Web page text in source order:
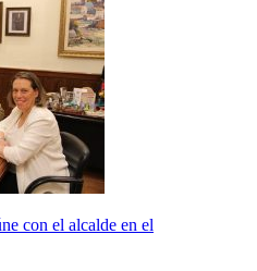
con el alcalde en el